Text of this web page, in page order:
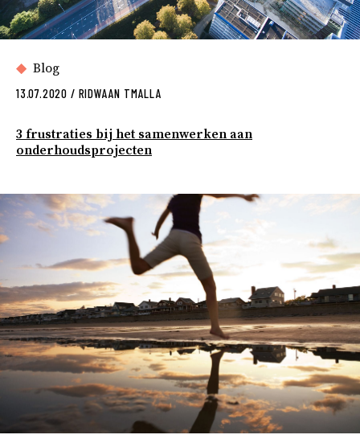
Blog
13.07.2020 / RIDWAAN TMALLA
3 frustraties bij het samenwerken aan
onderhoudsprojecten